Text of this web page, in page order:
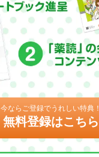
今ならご登録でうれしい特典！
無料登録はこちら